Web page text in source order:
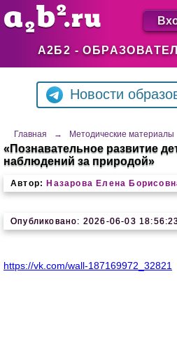
А2Б2 -
Новости
Главная → Методические материалы
«Познавательное развитие
наблюдений за природой»
Автор: Назарова Елена
Опубликовано: 2026-06-03
https://vk.com/wall-187169972_32821